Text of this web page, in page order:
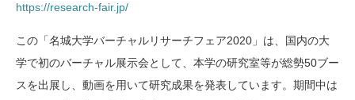
https://research-fair.jp/
この「名城大学バーチャルリサーチフェア2020」は、国内の大
学で初のバーチャル展示会として、本学の研究室等が総勢50ブー
スを出展し、動画を用いて研究成果を発表しています。期間中は